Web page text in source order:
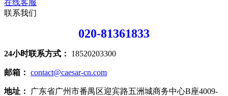
在线客服
联系我们
020-81361833
24小时联系方式： 18520203300
邮箱： contact@caesar-cn.com
地址：
广东省广州市番禺区迎宾路五洲城商务中心B座4009-